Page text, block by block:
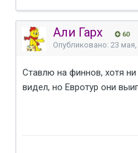
Али Гарх 60
Опубликовано: 23
Ставлю на финнов, хотя
видел, но Евротур они